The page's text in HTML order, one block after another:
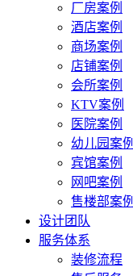
厂房案例
酒店案例
商场案例
店铺案例
会所案例
KTV案例
医院案例
幼儿园案例
宾馆案例
网吧案例
售楼部案例
设计团队
服务体系
装修流程